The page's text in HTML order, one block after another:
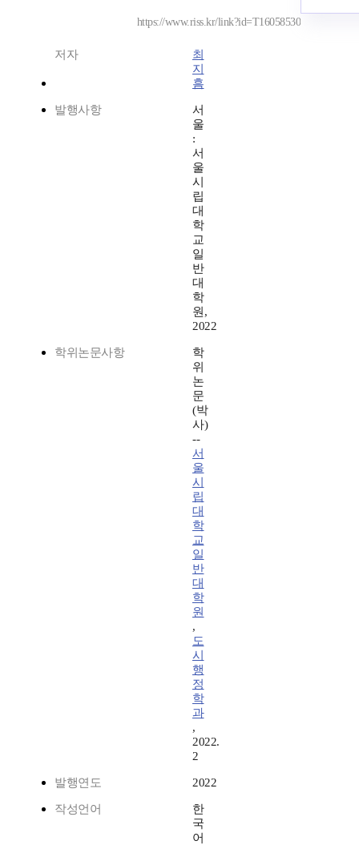
https://www.riss.kr/link?id=T16058530
저자
최
지
흠
발행사항
서
울
:
서
울
시
립
대
학
교
일
반
대
학
원,
2022
학위논문사항
학
위
논
문
(박
사)
--
서
울
시
립
대
학
교
일
반
대
학
원
,
도
시
행
정
학
과
,
2022.
2
발행연도 2022
작성언어
한
국
어